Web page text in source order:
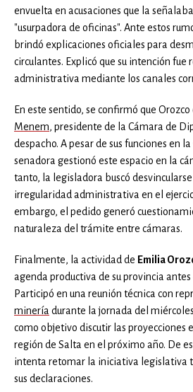
envuelta en acusaciones que la
"usurpadora de oficinas". Ante estos
brindó explicaciones oficiales para
circulantes. Explicó que su intención fue
administrativa mediante los canales
En este sentido, se confirmó que Orozco
Menem, presidente de la Cámara de
despacho. A pesar de sus funciones en
senadora gestionó este espacio en la
tanto, la legisladora buscó
irregularidad administrativa en el
embargo, el pedido generó
naturaleza del trámite entre cámaras.
Finalmente, la actividad de Emilia
agenda productiva de su provincia
Participó en una reunión técnica con
minería durante la jornada del
como objetivo discutir las proyecciones
región de Salta en el próximo año. De
intenta retomar la iniciativa legislativa
sus declaraciones.